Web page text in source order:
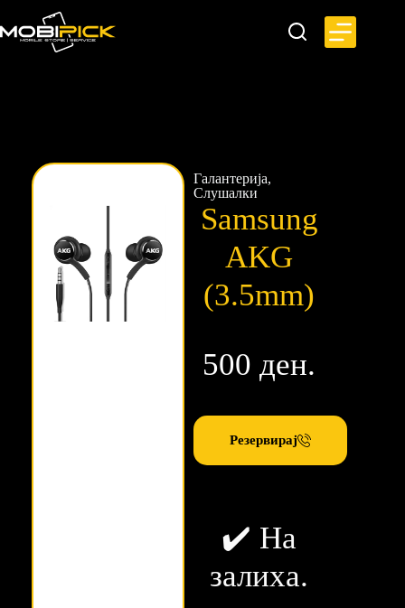
Галантерија,
Слушалки
Samsung
AKG
(3.5mm)
500 ден.
Резервирај
✔️ На
залиха.